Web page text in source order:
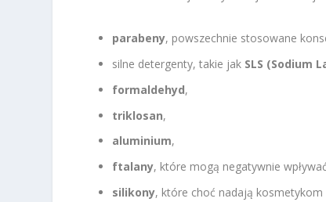
parabeny, powszechnie stosowane
silne detergenty, takie jak SLS (Sodium
formaldehyd,
triklosan,
aluminium,
ftalany, które mogą negatywnie
silikony, które choć nadają